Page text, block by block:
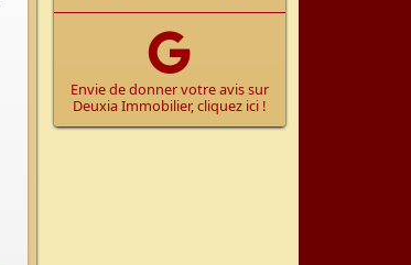
Envie de donner votre avis sur
Deuxia Immobilier, cliquez ici !